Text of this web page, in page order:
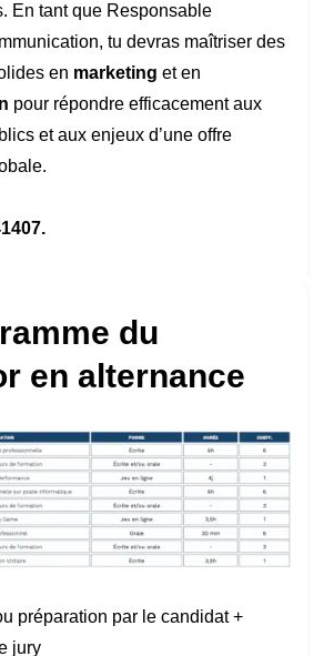
En tant que Responsable
tu devras maîtriser des
en marketinget en
pour répondre efficacement aux
et aux enjeux d’une offre
du
en alternance
préparation par le candidat +
jury